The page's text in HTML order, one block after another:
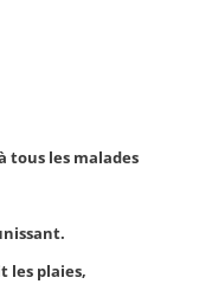
tous les malades
les plaies,